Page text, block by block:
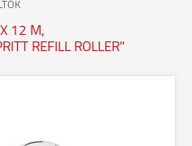
12 M,
REFILL ROLLER"